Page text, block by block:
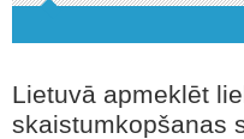
Lietuvā apmeklēt
skaistumkopšanas